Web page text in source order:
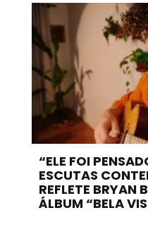
“ELE FOI
ESCUTAS
REFLETE BRYAN
ÁLBUM “BELA